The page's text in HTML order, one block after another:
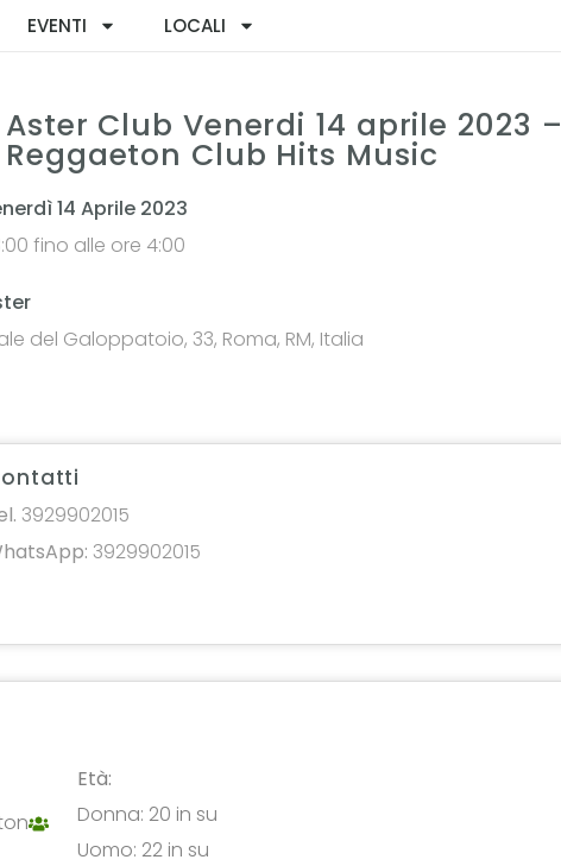
EVENTI LOCALI
Aster Club Venerdi 14 aprile 2023 –
Reggaeton Club Hits Music
14 Aprile 2023
fino alle ore 4:00
del Galoppatoio, 33, Roma, RM, Italia
3929902015
3929902015
Età:
Donna: 20 in su
Uomo: 22 in su